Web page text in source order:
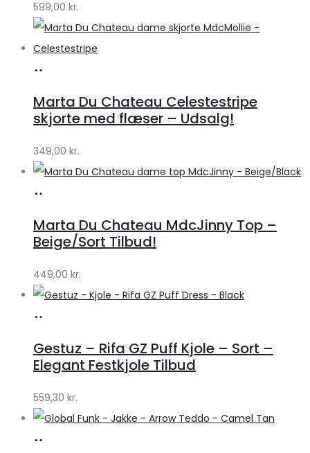
599,00 kr.
Klædeskabet.dk
Marta Du Chateau Celestestripe
skjorte med flæser – Udsalg!
349,00 kr.
Klædeskabet.dk
Marta Du Chateau MdcJinny Top –
Beige/Sort Tilbud!
449,00 kr.
Lykke
by
Lykke
Gestuz – Rifa GZ Puff Kjole – Sort –
Elegant Festkjole Tilbud
559,30 kr.